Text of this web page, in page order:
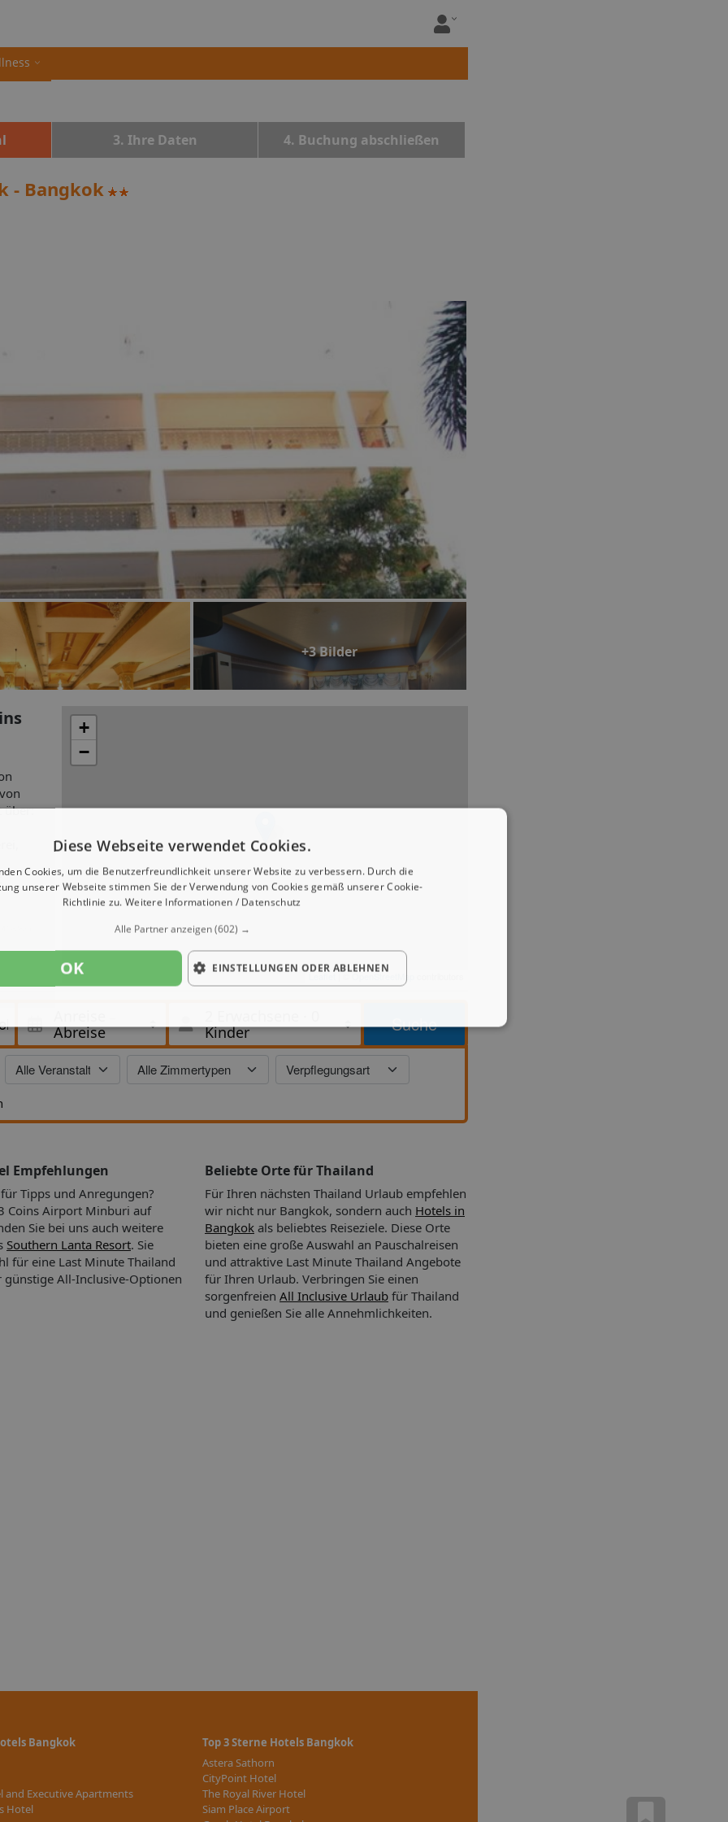
3. Ihre Daten 4. Buchung abschließen
- Bangkok
+3 Bilder
über:
+
−
Leaflet | ©OpenStreetMap
Abreise
Kinder
Suche
Empfehlungen
Tipps und Anregungen?
Coins Airport Minburi auf
Sie bei uns auch weitere
Southern Lanta Resort. Sie
für eine Last Minute Thailand
günstige All-Inclusive-Optionen
Beliebte Orte für Thailand
Für Ihren nächsten Thailand Urlaub empfehlen
wir nicht nur Bangkok, sondern auch Hotels in
Bangkok als beliebtes Reiseziele. Diese Orte
bieten eine große Auswahl an Pauschalreisen
und attraktive Last Minute Thailand Angebote
für Ihren Urlaub. Verbringen Sie einen
sorgenfreien All Inclusive Urlaub für Thailand
und genießen Sie alle Annehmlichkeiten.
Bangkok
and Executive Apartments
Hotel
Top 3 Sterne Hotels Bangkok
Astera Sathorn
CityPoint Hotel
The Royal River Hotel
Siam Place Airport
Diese Webseite verwendet Cookies.
Cookies, um die Benutzerfreundlichkeit unserer Website zu verbessern. Durch die
unserer Webseite stimmen Sie der Verwendung von Cookies gemäß unserer Cookie-
Richtlinie zu. Weitere Informationen / Datenschutz
Alle Partner anzeigen(602) →
OK EINSTELLUNGEN ODER ABLEHNEN